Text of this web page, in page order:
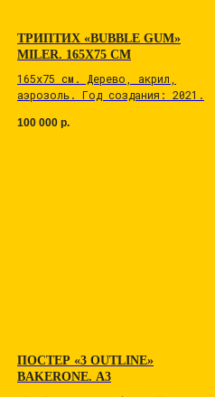
ТРИПТИХ «BUBBLE GUM»
MILER. 165Х75 СМ
165х75 см. Дерево, акрил,
аэрозоль. Год создания: 2021.
100 000 р.
ПОСТЕР «3 OUTLINE»
BAKERONE. А3